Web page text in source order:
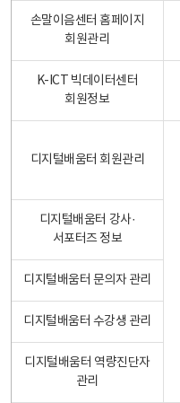
손말이음센터 홈페이지
회원관리
K-ICT 빅데이터센터
회원정보
디지털배움터 회원관리
디지털배움터 강사·
서포터즈 정보
디지털배움터 문의자 관리
디지털배움터 수강생 관리
디지털배움터 역량진단자
관리